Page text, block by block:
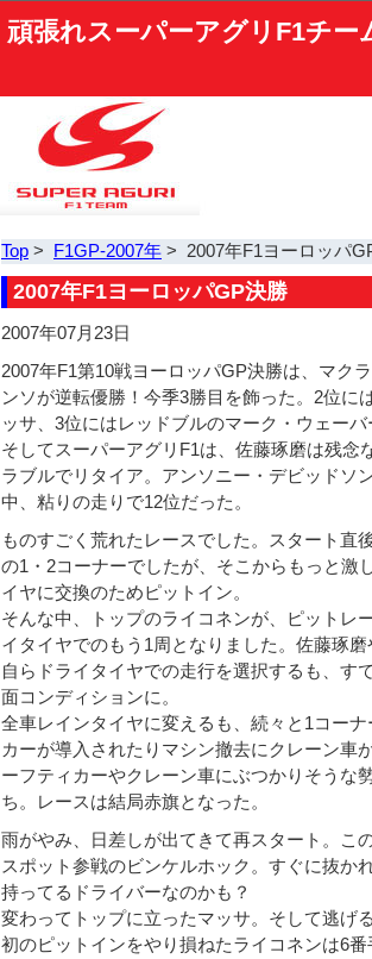
頑張れスーパーアグリF1チー
Top > F1GP-2007年 > 2007年F1ヨーロッパ
2007年F1ヨーロッパGP決勝
2007年07月23日
2007年F1第10戦ヨーロッパGP決勝は、マク
ンソが逆転優勝！今季3勝目を飾った。2位に
ッサ、3位にはレッドブルのマーク・ウェー
そしてスーパーアグリF1は、佐藤琢磨は残念
ラブルでリタイア。アンソニー・デビッドソ
中、粘りの走りで12位だった。
ものすごく荒れたレースでした。スタート直
の1・2コーナーでしたが、そこからもっと激
イヤに交換のためピットイン。
そんな中、トップのライコネンが、ピットレ
イタイヤでのもう1周となりました。佐藤琢
自らドライタイヤでの走行を選択するも、す
面コンディションに。
全車レインタイヤに変えるも、続々と1コー
カーが導入されたりマシン撤去にクレーン車
ーフティカーやクレーン車にぶつかりそうな
ち。レースは結局赤旗となった。
雨がやみ、日差しが出てきて再スタート。こ
スポット参戦のビンケルホック。すぐに抜か
持ってるドライバーなのかも？
変わってトップに立ったマッサ。そして逃げ
初のピットインをやり損ねたライコネンは6